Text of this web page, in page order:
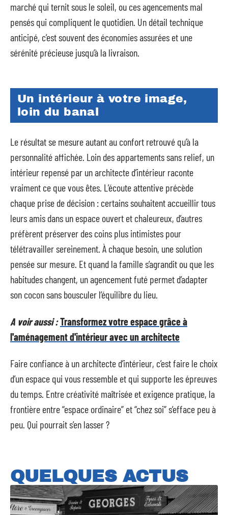
marché qui ternit sous le soleil, ou ces agencements mal
pensés qui compliquent le quotidien. Un détail technique
anticipé, c’est souvent des économies assurées et une
sérénité précieuse jusqu’à la livraison.
Un intérieur à votre image,
loin du banal
Le résultat se mesure autant au confort retrouvé qu’à la
personnalité affichée. Loin des appartements sans relief, un
intérieur repensé par un architecte d’intérieur raconte
vraiment ce que vous êtes. L’écoute attentive précède
chaque prise de décision : certains souhaitent accueillir tous
leurs amis dans un espace ouvert et chaleureux, d’autres
préfèrent préserver des coins plus intimistes pour
télétravailler sereinement. À chaque besoin, une solution
pensée sur mesure. Et quand la famille s’agrandit ou que les
habitudes changent, un agencement futé permet d’adapter
son cocon sans bousculer l’équilibre du lieu.
A voir aussi :Transformez votre espace grâce à
l'aménagement d'intérieur avec un architecte
Faire confiance à un architecte d’intérieur, c’est faire le choix
d’un espace qui vous ressemble et qui supporte les épreuves
du temps. Entre créativité maîtrisée et exigence pratique, la
frontière entre “espace ordinaire” et “chez soi” s’efface peu à
peu. Qui pourrait s’en lasser ?
QUELQUES ACTUS